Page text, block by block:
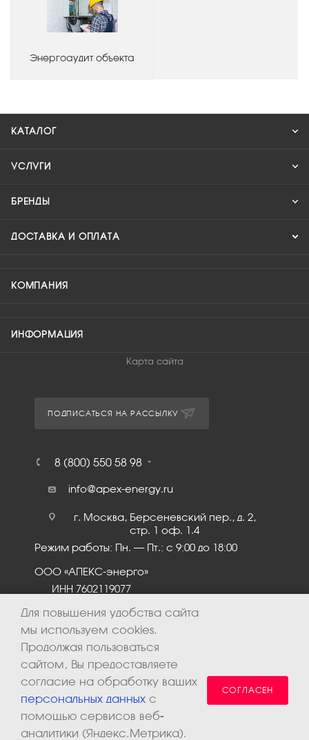
Энергоаудит объекта
КАТАЛОГ
УСЛУГИ
БРЕНДЫ
ДОСТАВКА И ОПЛАТА
КОМПАНИЯ
ИНФОРМАЦИЯ
Карта сайта
ПОДПИСАТЬСЯ НА РАССЫЛКУ
8 (800) 550 58 98
info@apex-energy.ru
г. Москва, Берсеневский пер., д. 2,
стр. 1 оф. 1.4
Режим работы: Пн. – Пт.: с 9:00 до 18:00
ООО «АПЕКС-энерго»
ИНН 7602119077
Для повышения удобства сайта
мы используем cookies.
Продолжая пользоваться
сайтом, Вы предоставляете
согласие на обработку ваших
персональных данных с
помощью сервисов веб-
аналитики (Яндекс.Метрика).
СОГЛАСЕН